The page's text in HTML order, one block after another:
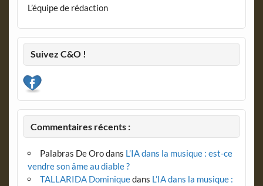
L’équipe de rédaction
Suivez C&O !
Commentaires récents :
Palabras De Orodans L’IA dans la musique : est-ce
vendre son âme au diable ?
TALLARIDA Dominiquedans L’IA dans la musique :